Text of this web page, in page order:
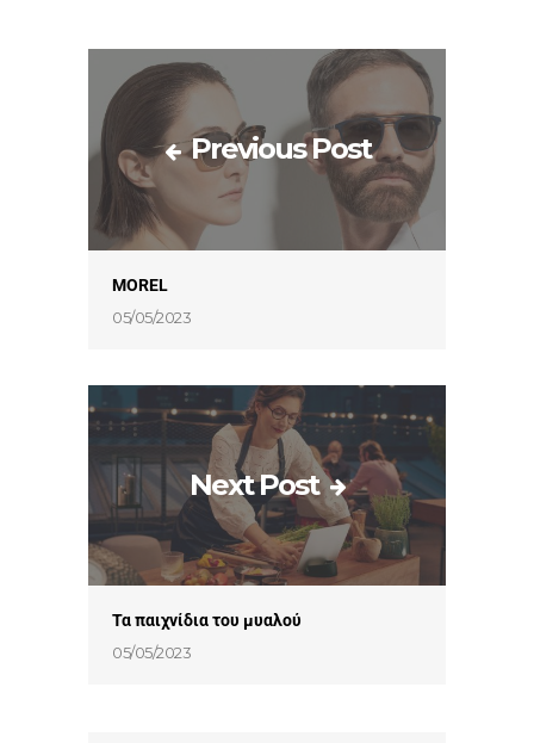
Previous Post
MOREL
05/05/2023
Next Post
Τα παιχνίδια του μυαλού
05/05/2023